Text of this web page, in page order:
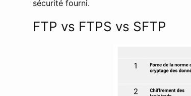
sécurité fourni.
FTP vs FTPS vs SFTP